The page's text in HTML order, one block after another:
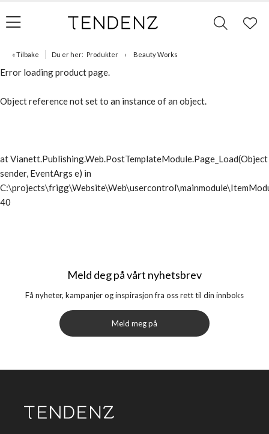
« Tilbake Du er her: Produkter Beauty Works
Error loading product page.
Object reference not set to an instance of an object.
at Vianett.Publishing.Web.PostTemplateModule.Page_Load(Object
sender, EventArgs e) in
40
Meld deg på vårt nyhetsbrev
Få nyheter, kampanjer og inspirasjon fra oss rett til din innboks
Meld meg på